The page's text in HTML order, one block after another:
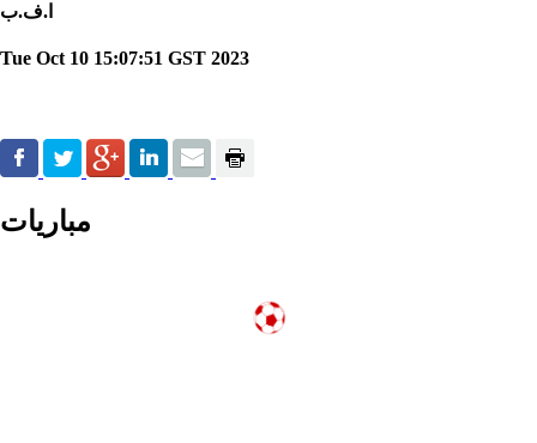
ا.ف.ب
Tue Oct 10 15:07:51 GST 2023
مباريات